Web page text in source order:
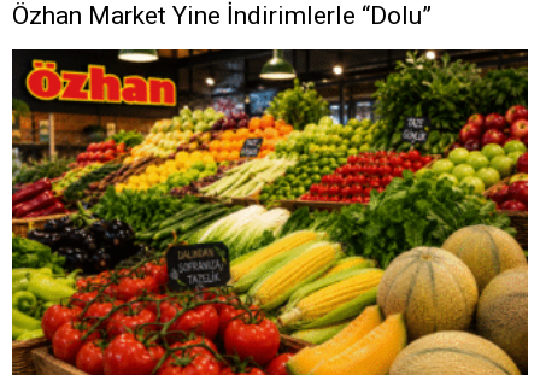
Özhan Market Yine İndirimlerle “Dolu”